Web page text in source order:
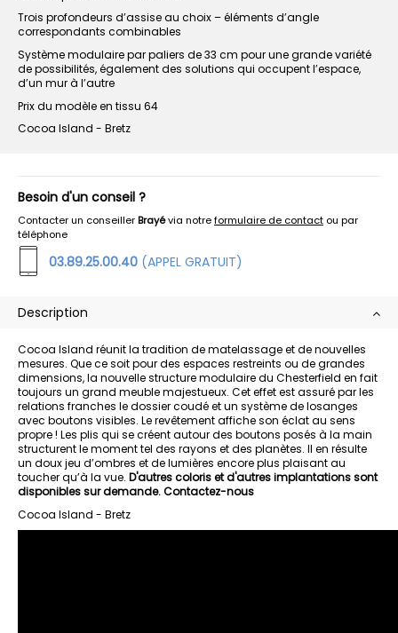
Trois profondeurs d’assise au choix – éléments d’angle
correspondants combinables
Système modulaire par paliers de 33 cm pour une grande variété
de possibilités, également des solutions qui occupent l’espace,
d’un mur à l’autre
Prix du modèle en tissu 64
Cocoa Island - Bretz
Besoin d'un conseil ?
Contacter un conseillerBrayévia notreformulaire de contact ou par
téléphone
03.89.25.00.40 (APPEL GRATUIT)
Description
Cocoa Island réunit la tradition de matelassage et de nouvelles
mesures. Que ce soit pour des espaces restreints ou de grandes
dimensions, la nouvelle structure modulaire du Chesterfield en fait
toujours un grand meuble majestueux. Cet effet est assuré par les
relations franches le dossier coudé et un système de losanges
avec boutons visibles. Le revêtement affiche son éclat au sens
propre ! Les plis qui se créent autour des boutons posés à la main
structurent le moment tel des rayons et des planètes. Il en résulte
un doux jeu d’ombres et de lumières encore plus plaisant au
toucher qu’à la vue. D'autres coloris et d'autres implantations sont
disponibles sur demande. Contactez-nous
Cocoa Island - Bretz